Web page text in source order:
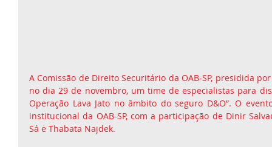
A Comissão de Direito Securitário da OAB-SP, presidida
no dia 29 de novembro, um time de especialistas para
Operação Lava Jato no âmbito do seguro D&O”. O
institucional da OAB-SP, com a participação de Dinir
Sá e Thabata Najdek.